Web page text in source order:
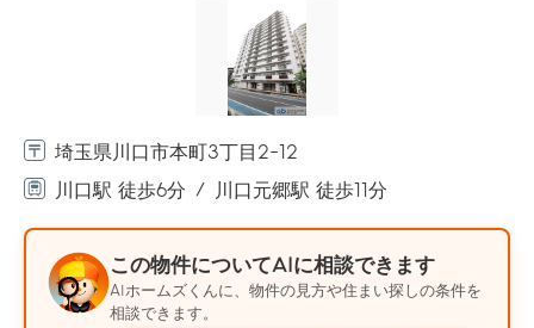
埼玉県川口市本町3丁目2-12
川口駅 徒歩6分
川口元郷駅 徒歩11分
この物件についてAIに相談できます
AIホームズくんに、物件の見方や住まい探しの条件を
相談できます。